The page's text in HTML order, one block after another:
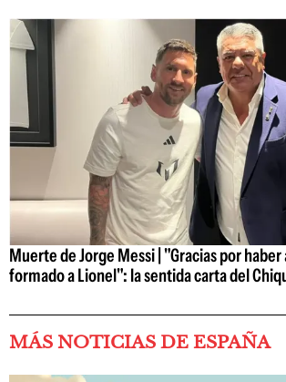
Muerte de Jorge Messi | "Gracias por
formado a Lionel": la sentida carta del
MÁS NOTICIAS DE ESPAÑA